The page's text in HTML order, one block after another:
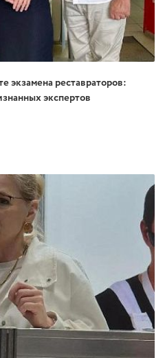
экзамена реставраторов:
экспертов